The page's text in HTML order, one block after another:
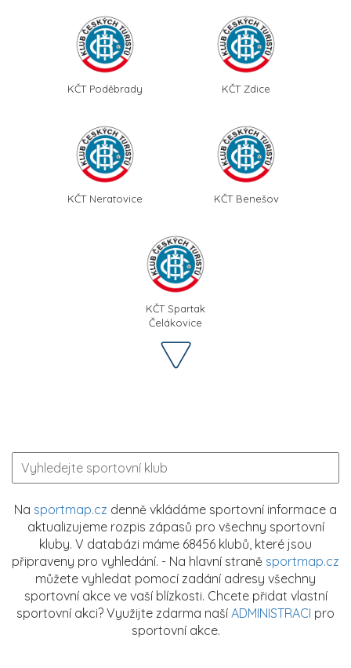
KČT Poděbrady KČT Zdice
KČT Neratovice KČT Benešov
KČT Spartak
Čelákovice
Na sportmap.cz denně vkládáme sportovní informace a
aktualizujeme rozpis zápasů pro všechny sportovní
kluby. V databázi máme 68456 klubů, které jsou
připraveny pro vyhledání. - Na hlavní straně sportmap.cz
můžete vyhledat pomocí zadání adresy všechny
sportovní akce ve vaší blízkosti. Chcete přidat vlastní
sportovní akci? Využijte zdarma naší ADMINISTRACI pro
sportovní akce.